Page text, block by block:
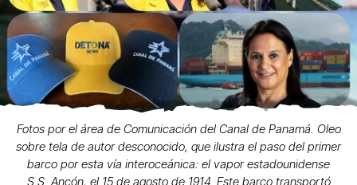
Fotos por el área de Comunicación del Canal de Panamá. Oleo
sobre tela de autor desconocido, que ilustra el paso del primer
barco por esta vía interoceánica: el vapor estadounidense
S.S. Ancón, el 15 de agosto de 1914. Este barco transportó